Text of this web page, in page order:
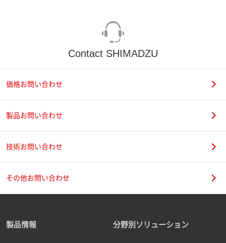
Contact SHIMADZU
価格お問い合わせ
製品お問い合わせ
技術お問い合わせ
その他お問い合わせ
製品情報 分野別ソリューション